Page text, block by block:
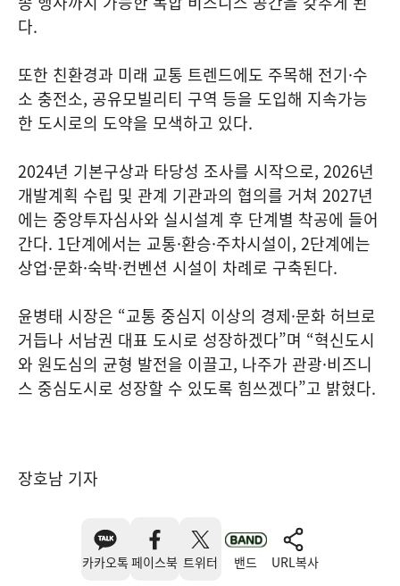
다.
또한 친환경과 미래 교통 트렌드에도 주목해 전기·수
소 충전소, 공유모빌리티 구역 등을 도입해 지속가능
한 도시로의 도약을 모색하고 있다.
2024년 기본구상과 타당성 조사를 시작으로, 2026년
개발계획 수립 및 관계 기관과의 협의를 거쳐 2027년
에는 중앙투자심사와 실시설계 후 단계별 착공에 들어
간다. 1단계에서는 교통·환승·주차시설이, 2단계에는
상업·문화·숙박·컨벤션 시설이 차례로 구축된다.
윤병태 시장은 “교통 중심지 이상의 경제·문화 허브로
거듭나 서남권 대표 도시로 성장하겠다”며 “혁신도시
와 원도심의 균형 발전을 이끌고, 나주가 관광·비즈니
스 중심도시로 성장할 수 있도록 힘쓰겠다”고 밝혔다.
장호남 기자
카카오톡 페이스북 트위터 밴드 URL복사